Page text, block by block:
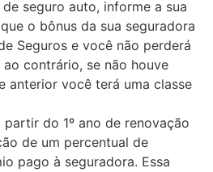
seguro auto, informe a sua
o bônus da sua seguradora
Seguros e você não perderá
contrário, se não houve
anterior você terá uma classe
do 1º ano de renovação
de um percentual de
pago à seguradora. Essa